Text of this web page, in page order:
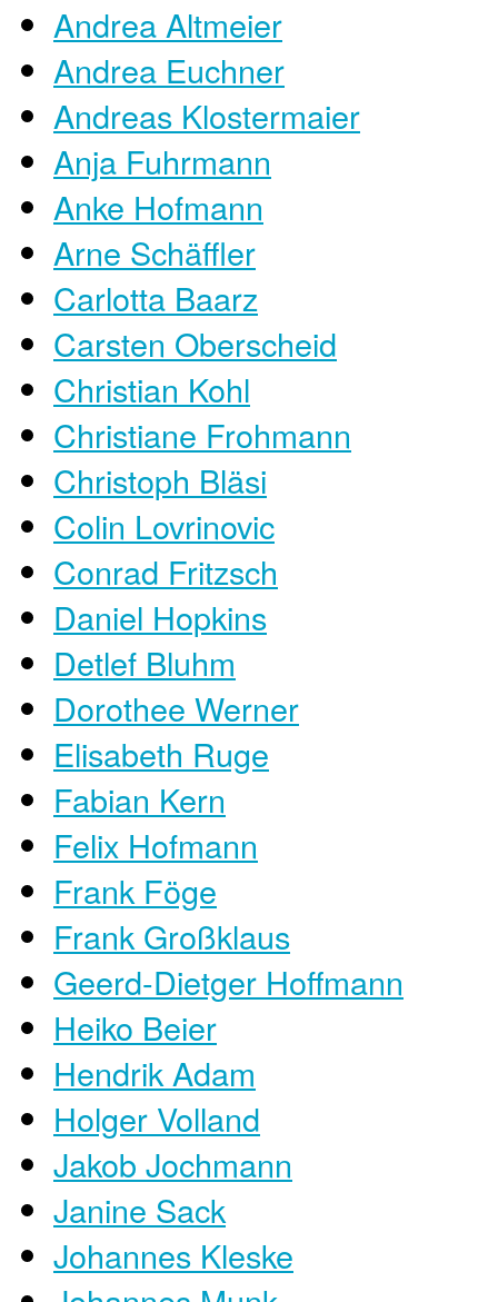
Andrea Altmeier
Andrea Euchner
Andreas Klostermaier
Anja Fuhrmann
Anke Hofmann
Arne Schäffler
Carlotta Baarz
Carsten Oberscheid
Christian Kohl
Christiane Frohmann
Christoph Bläsi
Colin Lovrinovic
Conrad Fritzsch
Daniel Hopkins
Detlef Bluhm
Dorothee Werner
Elisabeth Ruge
Fabian Kern
Felix Hofmann
Frank Föge
Frank Großklaus
Geerd-Dietger Hoffmann
Heiko Beier
Hendrik Adam
Holger Volland
Jakob Jochmann
Janine Sack
Johannes Kleske